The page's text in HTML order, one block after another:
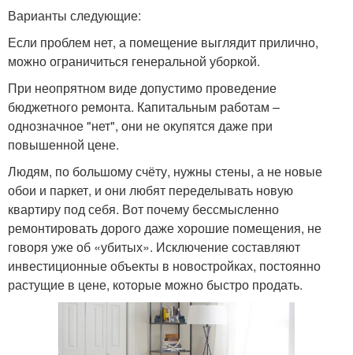
Варианты следующие:
Если проблем нет, а помещение выглядит прилично,
можно ограничиться генеральной уборкой.
При неопрятном виде допустимо проведение
бюджетного ремонта. Капитальным работам –
однозначное "нет", они не окупятся даже при
повышенной цене.
Людям, по большому счёту, нужны стены, а не новые
обои и паркет, и они любят переделывать новую
квартиру под себя. Вот почему бессмысленно
ремонтировать дорого даже хорошие помещения, не
говоря уже об «убитых». Исключение составляют
инвестиционные объекты в новостройках, постоянно
растущие в цене, которые можно быстро продать.